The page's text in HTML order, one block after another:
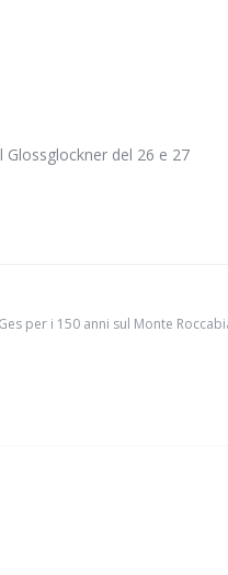
del 26 e 27
per i 150 anni sul Monte